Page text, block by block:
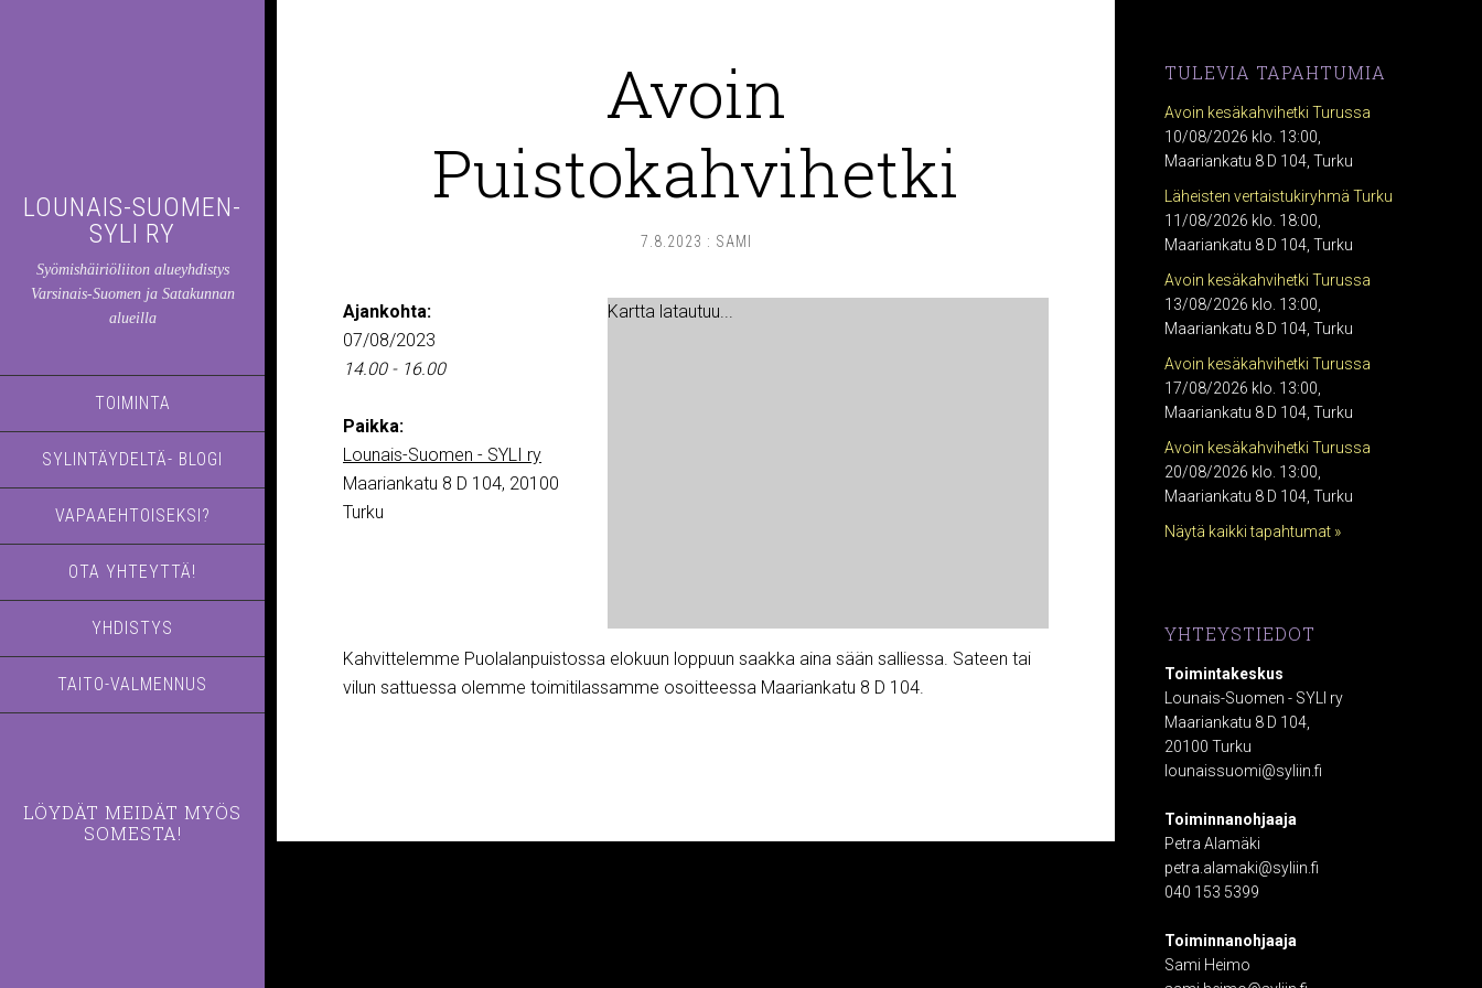
LOUNAIS-SUOMEN-
SYLI RY
Syömishäiriöliiton alueyhdistys
Varsinais-Suomen ja Satakunnan
alueilla
TOIMINTA
SYLINTÄYDELTÄ- BLOGI
VAPAAEHTOISEKSI?
OTA YHTEYTTÄ!
YHDISTYS
TAITO-VALMENNUS
LÖYDÄT MEIDÄT MYÖS
SOMESTA!
Avoin
Puistokahvihetki
7.8.2023 : SAMI
Kartta latautuu...
Ajankohta:
07/08/2023
14.00 - 16.00
Paikka:
Lounais-Suomen - SYLI ry
Maariankatu 8 D 104, 20100
Turku
Kahvittelemme Puolalanpuistossa elokuun loppuun saakka aina sään salliessa. Sateen tai
vilun sattuessa olemme toimitilassamme osoitteessa Maariankatu 8 D 104.
TULEVIA TAPAHTUMIA
Avoin kesäkahvihetki Turussa
10/08/2026 klo. 13:00,
Maariankatu 8 D 104, Turku
Läheisten vertaistukiryhmä Turku
11/08/2026 klo. 18:00,
Maariankatu 8 D 104, Turku
Avoin kesäkahvihetki Turussa
13/08/2026 klo. 13:00,
Maariankatu 8 D 104, Turku
Avoin kesäkahvihetki Turussa
17/08/2026 klo. 13:00,
Maariankatu 8 D 104, Turku
Avoin kesäkahvihetki Turussa
20/08/2026 klo. 13:00,
Maariankatu 8 D 104, Turku
Näytä kaikki tapahtumat »
YHTEYSTIEDOT
Toimintakeskus
Lounais-Suomen - SYLI ry
Maariankatu 8 D 104,
20100 Turku
lounaissuomi@syliin.fi
Toiminnanohjaaja
Petra Alamäki
petra.alamaki@syliin.fi
040 153 5399
Toiminnanohjaaja
Sami Heimo